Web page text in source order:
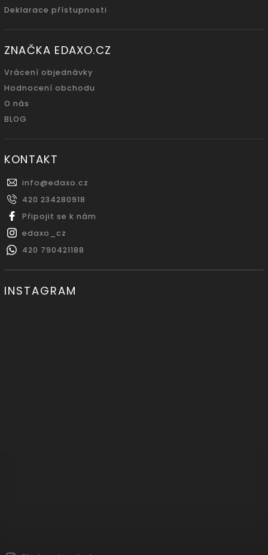
Deklarace přístupnosti
ZNAČKA EDAXO.CZ
Vrácení objednávky
Hodnocení obchodu
O nás
BLOG
KONTAKT
info@edaxo.cz
420 234280918
Připojit se k nám
edaxo_cz
420 790421188
INSTAGRAM